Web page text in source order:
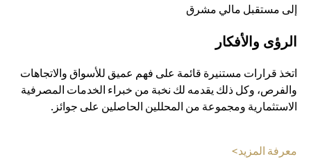
الرؤى والأفكار
اتخذ قرارات مستنيرة قائمة على فهم عميق للأسواق والاتجاهات
والفرص، وكل ذلك يقدمه لك نخبة من خبراء الخدمات المصرفية
الاستثمارية ومجموعة من المحللين الحاصلين على جوائز.
معرفة المزيد>